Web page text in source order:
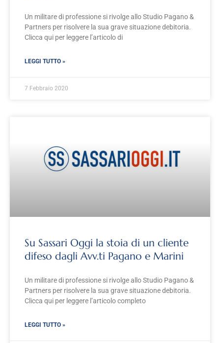
Un militare di professione si rivolge allo Studio Pagano &
Partners per risolvere la sua grave situazione debitoria.
Clicca qui per leggere l’articolo di
LEGGI TUTTO »
7 Febbraio 2020
Su Sassari Oggi la stoia di un cliente
difeso dagli Avv.ti Pagano e Marini
Un militare di professione si rivolge allo Studio Pagano &
Partners per risolvere la sua grave situazione debitoria.
Clicca qui per leggere l’articolo completo
LEGGI TUTTO »